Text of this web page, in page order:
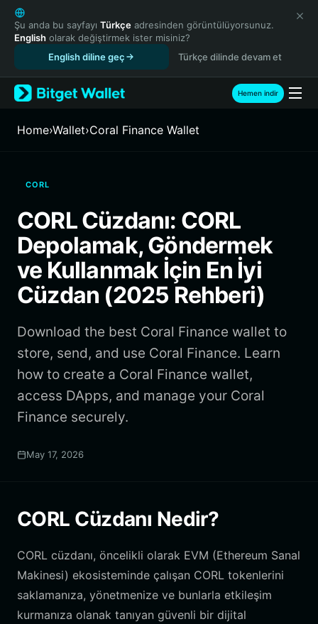
English
日本語
Tiếng Việt
Español (Latinoamérica)
Türkçe
Français
繁體中文
Bahasa Indonesia
ภาษาไทย
Español
Português (Brasil)
Şu anda bu sayfayı Türkçe adresinden görüntülüyorsunuz.
English olarak değiştirmek ister misiniz?
English diline geç
Türkçe dilinde devam et
Hemen indir
Home›Wallet›Coral Finance Wallet
CORL
CORL Cüzdanı: CORL
Depolamak, Göndermek
ve Kullanmak İçin En İyi
Cüzdan (2025 Rehberi)
Download the best Coral Finance wallet to
store, send, and use Coral Finance. Learn
how to create a Coral Finance wallet,
access DApps, and manage your Coral
Finance securely.
May 17, 2026
CORL Cüzdanı Nedir?
CORL cüzdanı, öncelikli olarak EVM (Ethereum Sanal
Makinesi) ekosisteminde çalışan CORL tokenlerini
saklamanıza, yönetmenize ve bunlarla etkileşim
kurmanıza olanak tanıyan güvenli bir dijital